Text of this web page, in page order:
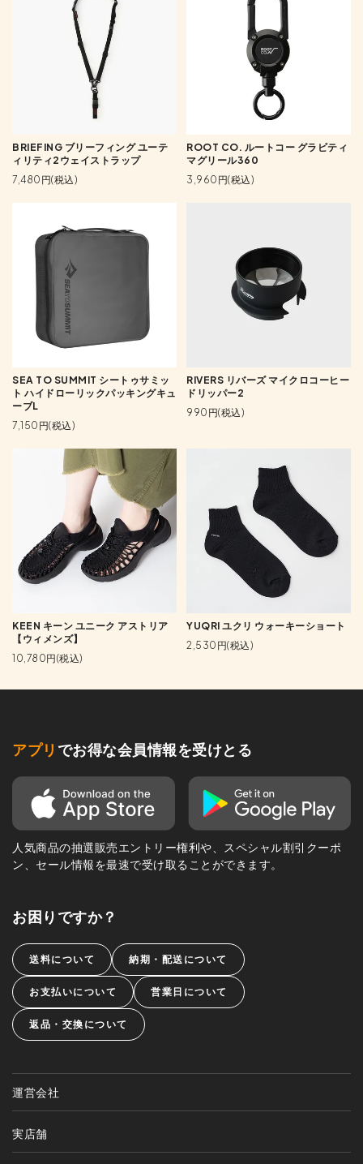
BRIEFING ブリーフィング ユーテ
ィリティ2ウェイストラップ
7,480円(税込)
ROOT CO. ルートコー グラビティ
マグリール360
3,960円(税込)
SEA TO SUMMIT シートゥサミッ
ト ハイドローリックパッキングキュ
ーブL
7,150円(税込)
RIVERS リバーズ マイクロコーヒー
ドリッパー2
990円(税込)
KEEN キーン ユニーク アストリア
【ウィメンズ】
10,780円(税込)
YUQRI ユクリ ウォーキーショート
2,530円(税込)
アプリ でお得な会員情報を受けとる
人気商品の抽選販売エントリー権利や、スペシャル割引クーポ
ン、セール情報を最速で受け取ることができます。
お困りですか？
送料について 納期・配送について
お支払いについて 営業日について
返品・交換について
運営会社
実店舗